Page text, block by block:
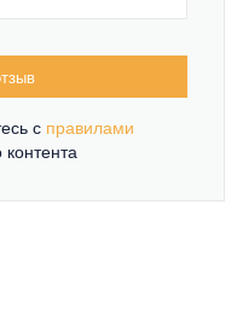
c правилами
контента